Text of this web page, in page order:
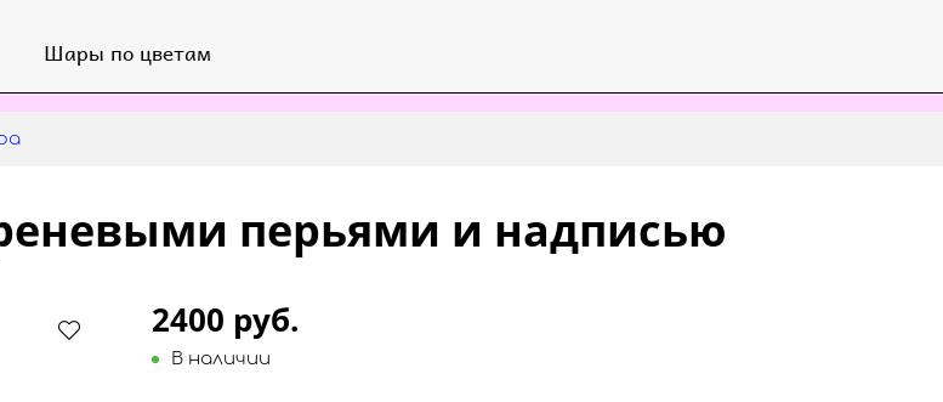
Шары по цветам
перьями и надписью
2400 руб.
В наличии